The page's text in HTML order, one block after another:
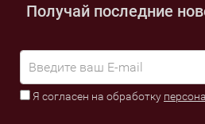
Получай последние
Я согласен на обработку